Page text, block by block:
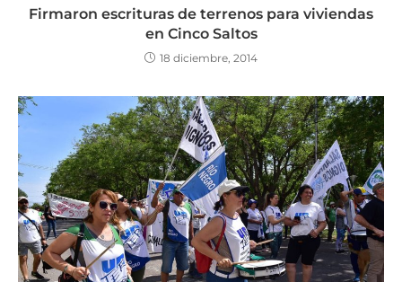
Firmaron escrituras de terrenos para viviendas
en Cinco Saltos
18 diciembre, 2014